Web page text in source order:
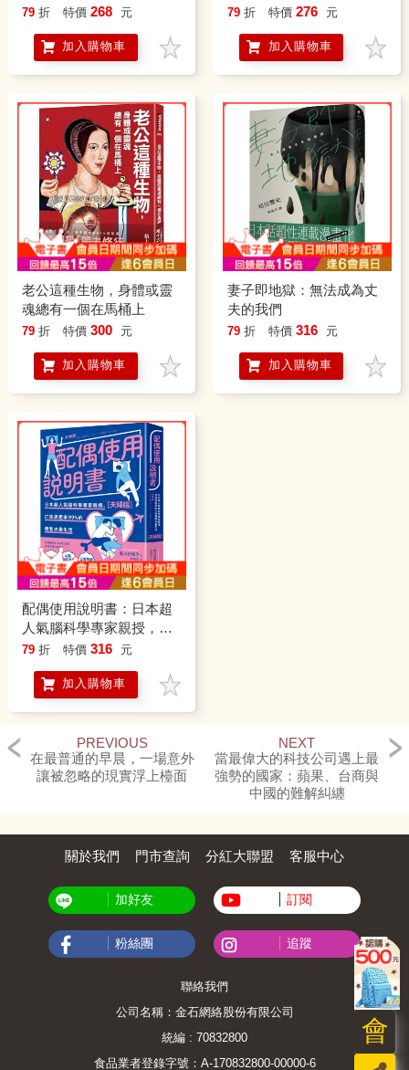
力」，更要「用心」！鄧
的經典代表作
79 折 特價 268 元
加入購物車
侍？！來自絕望妻子們的
79 折 特價 276 元
加入購物車
老公這種生物，身體或靈
魂總有一個在馬桶上
79 折 特價 300 元
加入購物車
妻子即地獄：無法成為丈
夫的我們
79 折 特價 316 元
加入購物車
配偶使用說明書：日本超
人氣腦科學專家親授，打
造恩愛率99%的機智夫妻
念版】
79 折 特價 316 元
加入購物車
PREVIOUS
在最普通的早晨，一場意外
讓被忽略的現實浮上檯面
NEXT
當最偉大的科技公司遇上最
強勢的國家：蘋果、台商與
中國的難解糾纏
會
關於我們 門市查詢 分紅大聯盟 客服中心
加好友 訂閱
粉絲團 追蹤
聯絡我們
公司名稱：金石網絡股份有限公司
統編 : 70832800
食品業者登錄字號：A-170832800-00000-6